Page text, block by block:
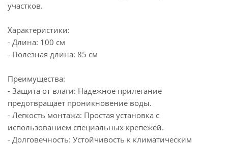
участков.
Характеристики:
- Длина: 100 см
- Полезная длина: 85 см
Преимущества:
- Защита от влаги: Надежное прилегание
предотвращает проникновение воды.
- Легкость монтажа: Простая установка с
использованием специальных крепежей.
- Долговечность: Устойчивость к климатическим